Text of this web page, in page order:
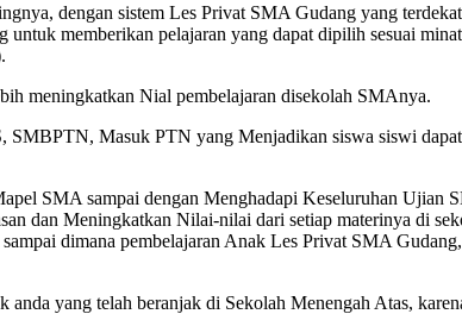
dengan sistem Les Privat SMA Gudang yang
memberikan pelajaran yang dapat dipilih sesuai
meningkatkan Nial pembelajaran disekolah SMAnya.
Masuk PTN yang Menjadikan siswa siswi
SMA sampai dengan Menghadapi Keseluruhan Ujian
dan Meningkatkan Nilai-nilai dari setiap materinya di
dimana pembelajaran Anak Les Privat SMA
yang telah beranjak di Sekolah Menengah Atas,